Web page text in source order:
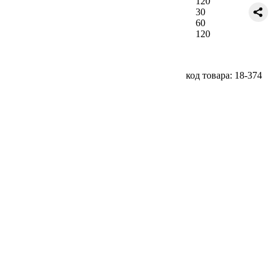
30
60
120
код товара: 18-374